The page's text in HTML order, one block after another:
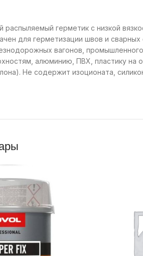
распыляемый герметик с низкой
для герметизации швов и
вагонов,
алюминию, ПВХ, пластику на
Не содержит изоционата,